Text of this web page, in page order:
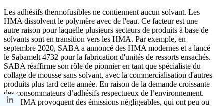
Les adhésifs thermofusibles ne contiennent aucun solvant. Les
HMA dissolvent le polymère avec de l'eau. Ce facteur est une
autre raison pour laquelle plusieurs secteurs de produits à base de
solvants sont en transition vers les HMA. Par exemple, en
septembre 2020, SABA a annoncé des HMA modernes et a lancé
le Sabamelt 4732 pour la fabrication d'unités de ressorts ensachés.
SABA réaffirme son rôle de pionnier en tant que spécialiste du
collage de mousse sans solvant, avec la commercialisation d'autres
produits plus tard cette année. En raison de la demande croissante
des consommateurs d’adhésifs respectueux de l’environnement.
Les HMA provoquent des émissions négligeables, qui ont peu ou